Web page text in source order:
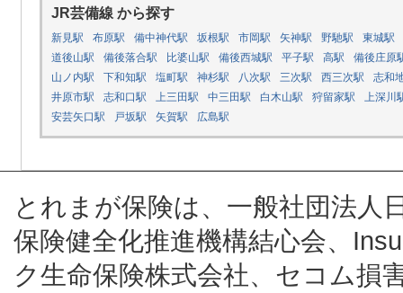
JR芸備線 から探す
新見駅 布原駅 備中神代駅 坂根駅 市岡駅 矢神駅 野馳駅
東城駅
道後山駅
備後落合駅 比婆山駅 備後西城駅 平子駅 高駅
備後庄原
山ノ内駅
下和知駅 塩町駅 神杉駅 八次駅 三次駅 西三次駅
志和
井原市駅
志和口駅 上三田駅 中三田駅 白木山駅 狩留家駅
上深川
安芸矢口駅
戸坂駅 矢賀駅 広島駅
とれまが保険は、一般社団法人
保険健全化推進機構結心会、
ク生命保険株式会社、セコム損